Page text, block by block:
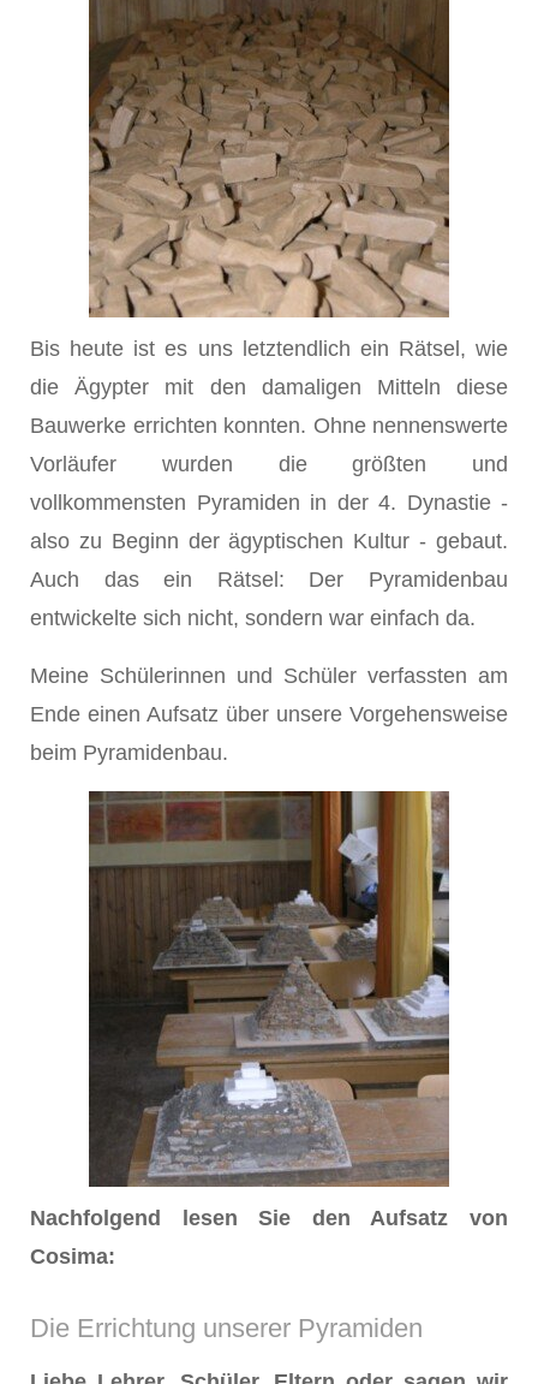
Bis heute ist es uns letztendlich ein Rätsel, wie
die Ägypter mit den damaligen Mitteln diese
Bauwerke errichten konnten. Ohne nennenswerte
Vorläufer wurden die größten und
vollkommensten Pyramiden in der 4. Dynastie -
also zu Beginn der ägyptischen Kultur - gebaut.
Auch das ein Rätsel: Der Pyramidenbau
entwickelte sich nicht, sondern war einfach da.
Meine Schülerinnen und Schüler verfassten am
Ende einen Aufsatz über unsere Vorgehensweise
beim Pyramidenbau.
Nachfolgend lesen Sie den Aufsatz von
Cosima:
Die Errichtung unserer Pyramiden